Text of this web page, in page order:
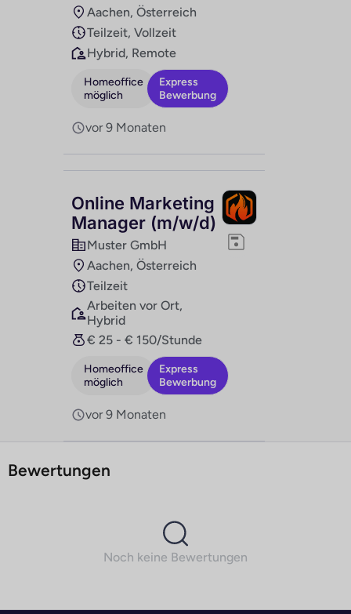
Aachen, Österreich
Teilzeit, Vollzeit
Hybrid, Remote
Homeoffice
möglich
Express
Bewerbung
vor 9 Monaten
Online Marketing
Manager (m/w/d)
Muster GmbH
Aachen, Österreich
Teilzeit
Arbeiten vor Ort,
Hybrid
€ 25 - € 150/Stunde
Homeoffice
möglich
Express
Bewerbung
vor 9 Monaten
Bewertungen
Noch keine Bewertungen